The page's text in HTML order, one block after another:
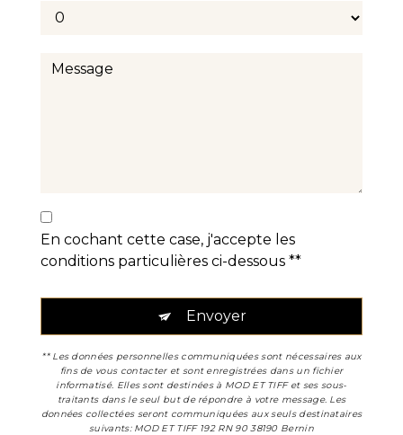
En cochant cette case, j'accepte les
conditions particulières ci-dessous **
Envoyer
** Les données personnelles communiquées sont nécessaires aux
fins de vous contacter et sont enregistrées dans un fichier
informatisé. Elles sont destinées à MOD ET TIFF et ses sous-
traitants dans le seul but de répondre à votre message. Les
données collectées seront communiquées aux seuls destinataires
suivants: MOD ET TIFF 192 RN 90 38190 Bernin